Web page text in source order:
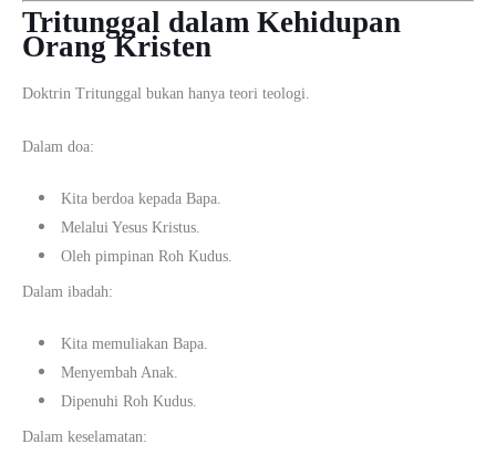
Tritunggal dalam Kehidupan
Orang Kristen
Doktrin Tritunggal bukan hanya teori teologi.
Dalam doa:
Kita berdoa kepada Bapa.
Melalui Yesus Kristus.
Oleh pimpinan Roh Kudus.
Dalam ibadah:
Kita memuliakan Bapa.
Menyembah Anak.
Dipenuhi Roh Kudus.
Dalam keselamatan: